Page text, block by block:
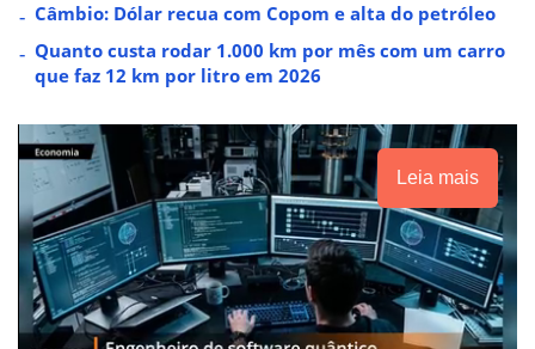
Câmbio: Dólar recua com Copom e alta do petróleo
Quanto custa rodar 1.000 km por mês com um carro
que faz 12 km por litro em 2026
Leia mais